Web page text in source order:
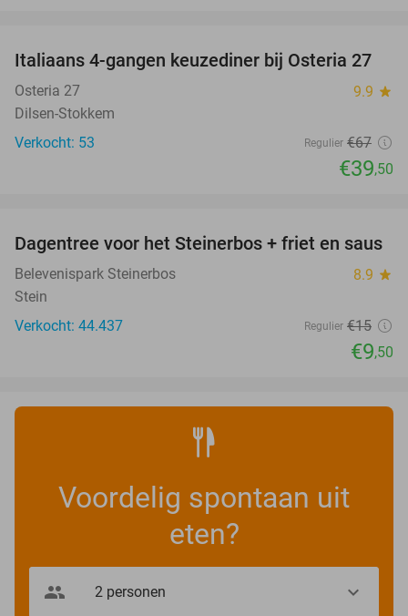
41%
Italiaans 4-gangen keuzediner bij Osteria 27
Osteria 27 9.9 star
Dilsen-Stokkem
Verkocht: 53
Regulier €67
€39,50
37%
Dagentree voor het Steinerbos + friet en saus
Belevenispark Steinerbos 8.9 star
Stein
Verkocht: 44.437
Regulier €15
€9,50
Voordelig spontaan uit
eten?